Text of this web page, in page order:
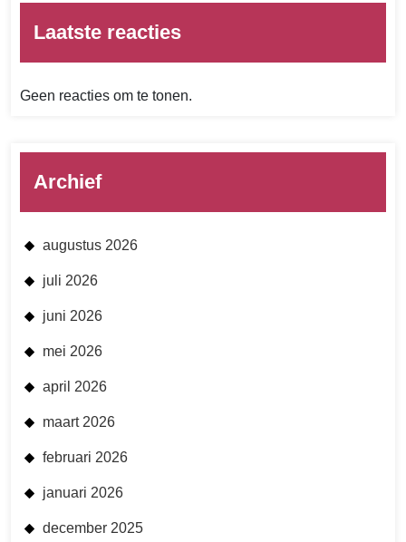
Laatste reacties
Geen reacties om te tonen.
Archief
augustus 2026
juli 2026
juni 2026
mei 2026
april 2026
maart 2026
februari 2026
januari 2026
december 2025